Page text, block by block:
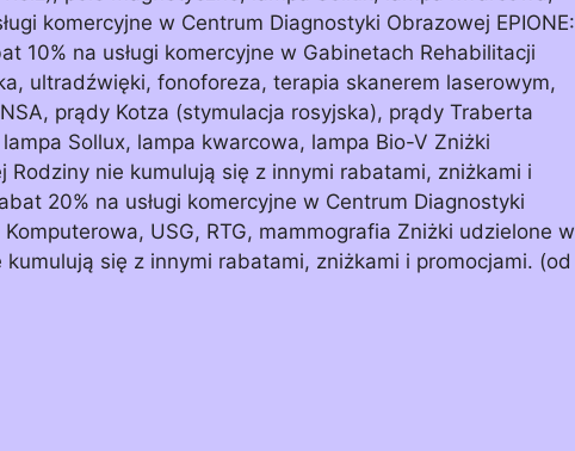
komercyjne w Centrum Diagnostyki Obrazowej EPIONE:
10% na usługi komercyjne w Gabinetach Rehabilitacji
ultradźwięki, fonoforeza, terapia skanerem laserowym,
prądy Kotza (stymulacja rosyjska), prądy Traberta
Sollux, lampa kwarcowa, lampa Bio-V Zniżki
Rodziny nie kumulują się z innymi rabatami, zniżkami i
20% na usługi komercyjne w Centrum Diagnostyki
USG, RTG, mammografia Zniżki udzielone w
się z innymi rabatami, zniżkami i promocjami. (od